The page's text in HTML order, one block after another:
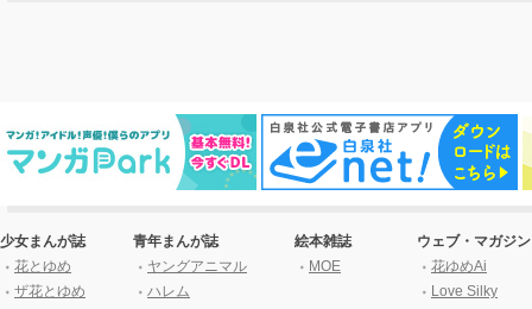
少女まんが誌
花とゆめ
ザ花とゆめ
青年まんが誌
ヤングアニマル
ハレム
絵本雑誌
MOE
ウェブ・マガジン
花ゆめAi
Love Silky